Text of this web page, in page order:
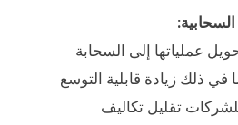
عملياتها إلى السحابة
في ذلك زيادة قابلية التوسع
تقليل تكاليف